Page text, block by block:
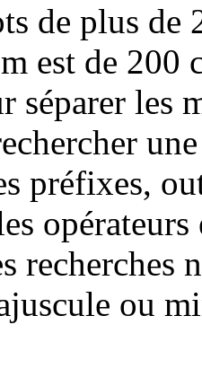
de plus de
est de 200
séparer les
préfixes,
recherches
ou